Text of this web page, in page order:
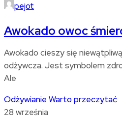
pejot
Awokado owoc
Awokado cieszy się
odżywcza. Jest symbolem
Ale
Odżywianie Warto przeczytać
28 września